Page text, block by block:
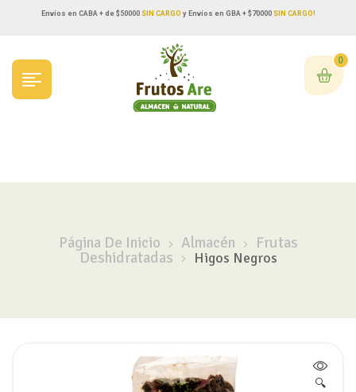
Envíos en CABA + de $50000SIN CARGO y Envíos en GBA + $70000 SIN CARGO!
0
Página De Inicio Almacén Frutas
Deshidratadas Higos Negros
🔍